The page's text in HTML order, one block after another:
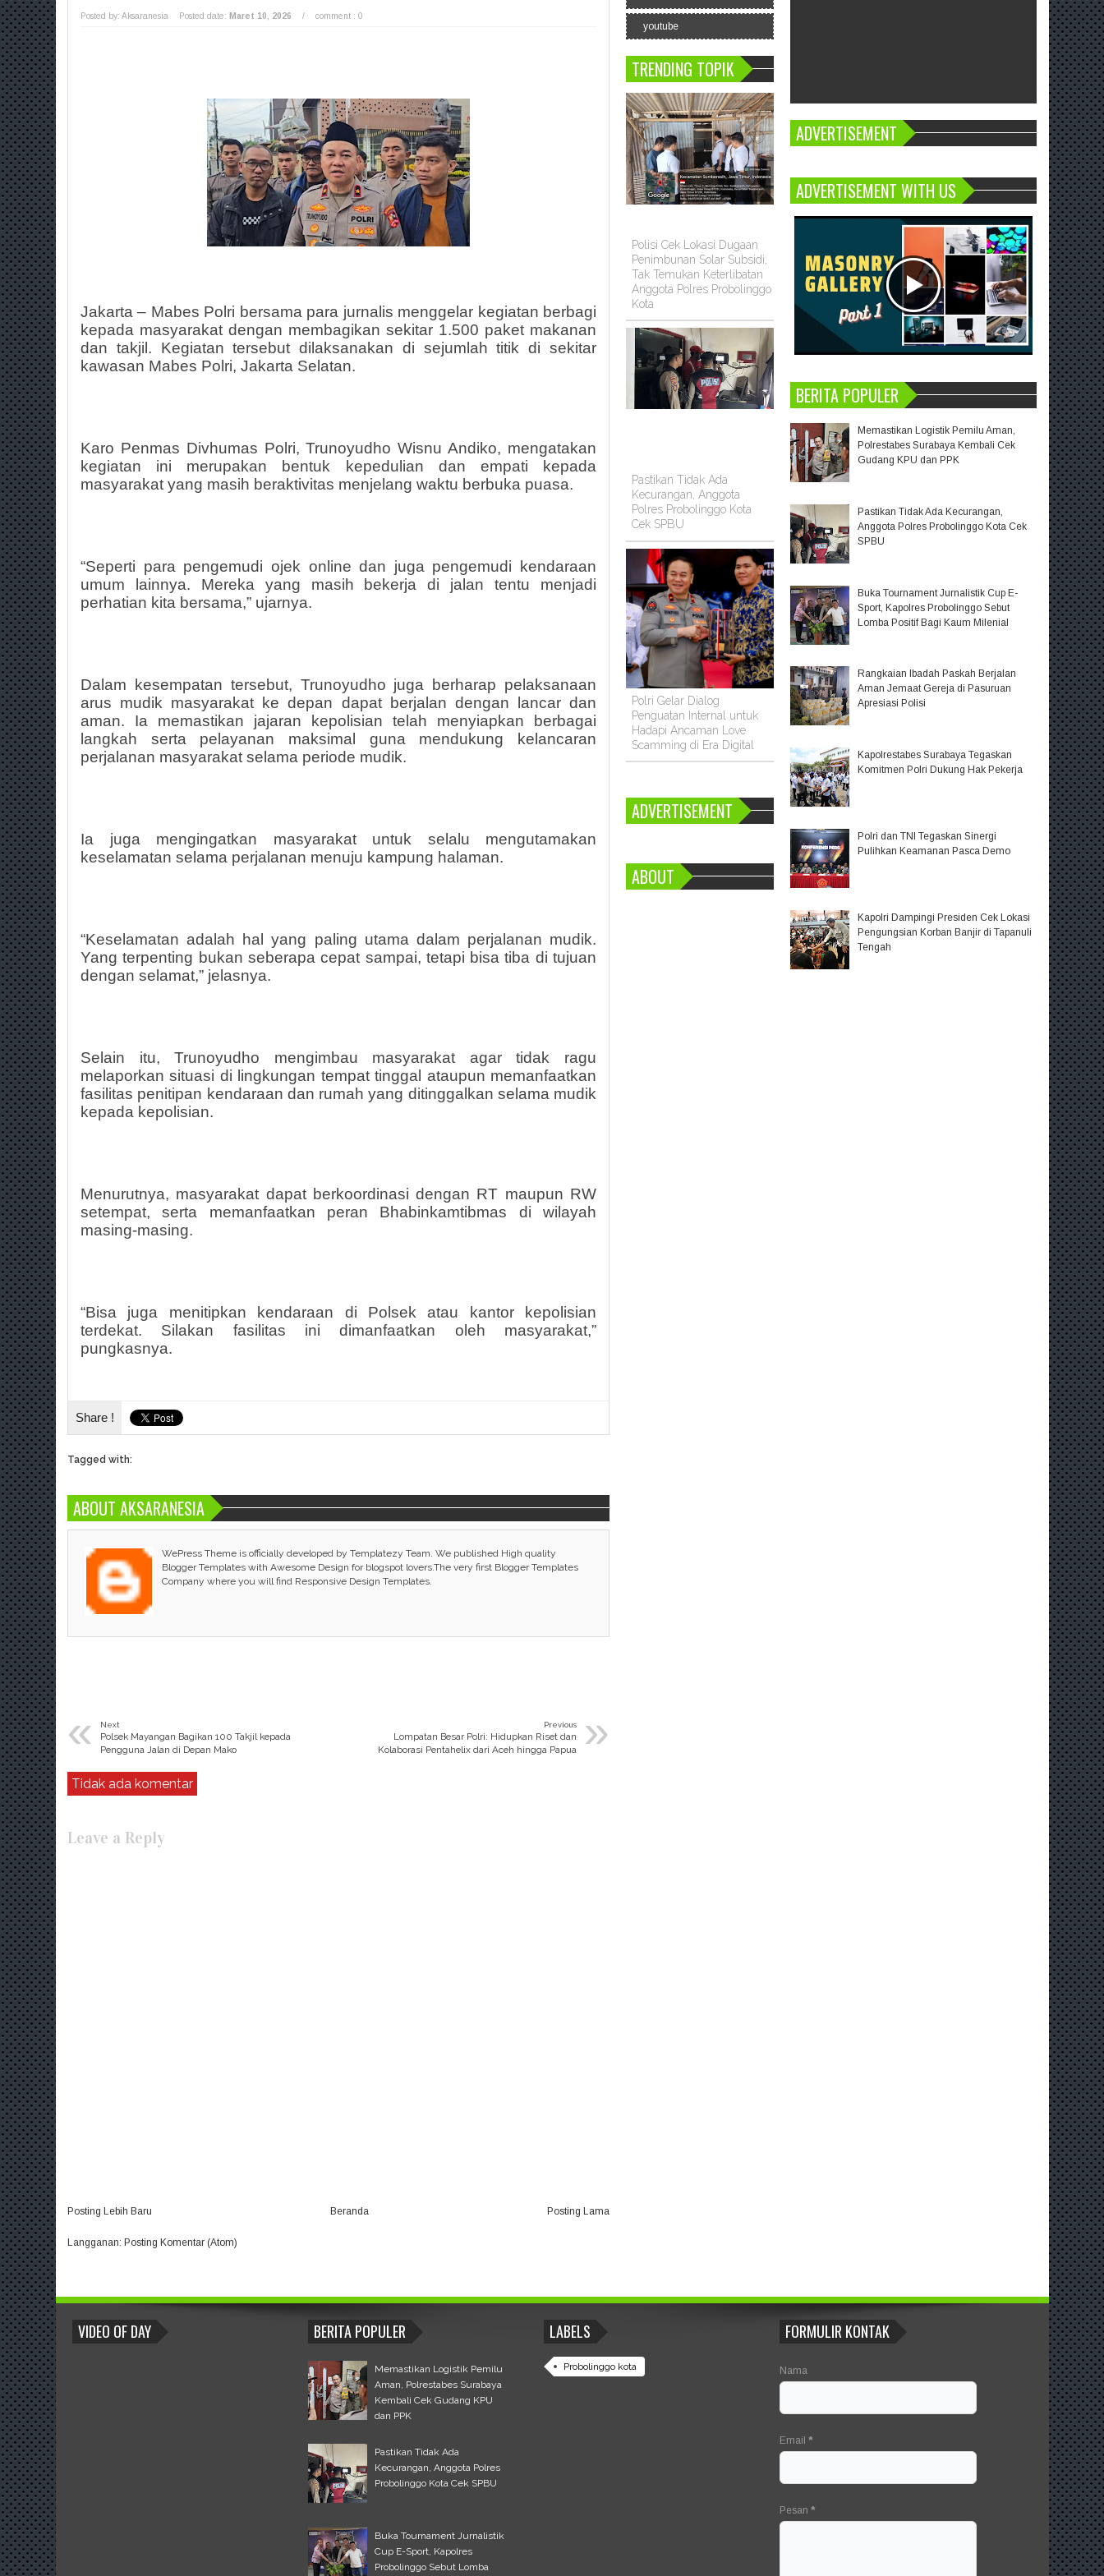
Posted by: Aksaranesia Posted date: Maret 10, 2026 / comment : 0
Jakarta – Mabes Polri bersama para jurnalis menggelar kegiatan berbagi
kepada masyarakat dengan membagikan sekitar 1.500 paket makanan
dan takjil. Kegiatan tersebut dilaksanakan di sejumlah titik di sekitar
kawasan Mabes Polri, Jakarta Selatan.
Karo Penmas Divhumas Polri, Trunoyudho Wisnu Andiko, mengatakan
kegiatan ini merupakan bentuk kepedulian dan empati kepada
masyarakat yang masih beraktivitas menjelang waktu berbuka puasa.
“Seperti para pengemudi ojek online dan juga pengemudi kendaraan
umum lainnya. Mereka yang masih bekerja di jalan tentu menjadi
perhatian kita bersama,” ujarnya.
Dalam kesempatan tersebut, Trunoyudho juga berharap pelaksanaan
arus mudik masyarakat ke depan dapat berjalan dengan lancar dan
aman. Ia memastikan jajaran kepolisian telah menyiapkan berbagai
langkah serta pelayanan maksimal guna mendukung kelancaran
perjalanan masyarakat selama periode mudik.
Ia juga mengingatkan masyarakat untuk selalu mengutamakan
keselamatan selama perjalanan menuju kampung halaman.
“Keselamatan adalah hal yang paling utama dalam perjalanan mudik.
Yang terpenting bukan seberapa cepat sampai, tetapi bisa tiba di tujuan
dengan selamat,” jelasnya.
Selain itu, Trunoyudho mengimbau masyarakat agar tidak ragu
melaporkan situasi di lingkungan tempat tinggal ataupun memanfaatkan
fasilitas penitipan kendaraan dan rumah yang ditinggalkan selama mudik
kepada kepolisian.
Menurutnya, masyarakat dapat berkoordinasi dengan RT maupun RW
setempat, serta memanfaatkan peran Bhabinkamtibmas di wilayah
masing-masing.
“Bisa juga menitipkan kendaraan di Polsek atau kantor kepolisian
terdekat. Silakan fasilitas ini dimanfaatkan oleh masyarakat,”
pungkasnya.
Share !
Tagged with:
ABOUT AKSARANESIA
WePress Theme is officially developed by Templatezy Team. We published High quality
Blogger Templates with Awesome Design for blogspot lovers.The very first Blogger Templates
Company where you will find Responsive Design Templates.
« Next
Polsek Mayangan Bagikan 100 Takjil kepada
Pengguna Jalan di Depan Mako
»
Previous
Lompatan Besar Polri: Hidupkan Riset dan
Kolaborasi Pentahelix dari Aceh hingga Papua
Tidak ada komentar
Leave a Reply
Posting Lebih Baru Posting Lama
Beranda
Langganan: Posting Komentar (Atom)
youtube
TRENDING TOPIK
Polisi Cek Lokasi Dugaan
Penimbunan Solar Subsidi,
Tak Temukan Keterlibatan
Anggota Polres Probolinggo
Kota
Pastikan Tidak Ada
Kecurangan, Anggota
Polres Probolinggo Kota
Cek SPBU
Polri Gelar Dialog
Penguatan Internal untuk
Hadapi Ancaman Love
Scamming di Era Digital
ADVERTISEMENT
ABOUT
ADVERTISEMENT
ADVERTISEMENT WITH US
BERITA POPULER
Memastikan Logistik Pemilu Aman,
Polrestabes Surabaya Kembali Cek
Gudang KPU dan PPK
Pastikan Tidak Ada Kecurangan,
Anggota Polres Probolinggo Kota Cek
SPBU
Buka Tournament Jurnalistik Cup E-
Sport, Kapolres Probolinggo Sebut
Lomba Positif Bagi Kaum Milenial
Rangkaian Ibadah Paskah Berjalan
Aman Jemaat Gereja di Pasuruan
Apresiasi Polisi
Kapolrestabes Surabaya Tegaskan
Komitmen Polri Dukung Hak Pekerja
Polri dan TNI Tegaskan Sinergi
Pulihkan Keamanan Pasca Demo
Kapolri Dampingi Presiden Cek Lokasi
Pengungsian Korban Banjir di Tapanuli
Tengah
BLOGROLL
VIDEO OF DAY BERITA POPULER
Memastikan Logistik Pemilu
Aman, Polrestabes Surabaya
Kembali Cek Gudang KPU
dan PPK
Pastikan Tidak Ada
Kecurangan, Anggota Polres
Probolinggo Kota Cek SPBU
Buka Tournament Jurnalistik
Cup E-Sport, Kapolres
Probolinggo Sebut Lomba
LABELS
Probolinggo kota
FORMULIR KONTAK
Nama
Email*
Pesan*